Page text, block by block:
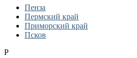
Пенза
Пермский край
Приморский край
Псков
Р